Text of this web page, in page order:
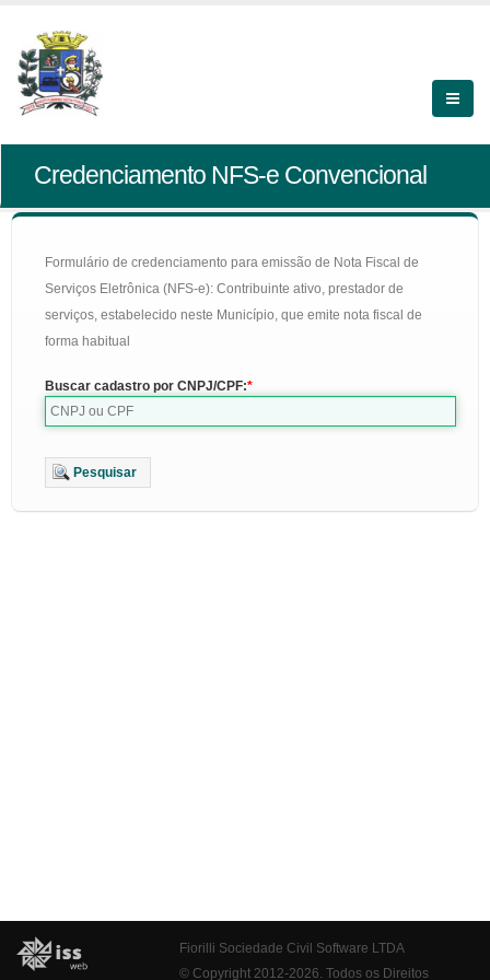
Credenciamento NFS-e Convencional
Formulário de credenciamento para emissão de Nota Fiscal de
Serviços Eletrônica (NFS-e): Contribuinte ativo, prestador de
serviços, estabelecido neste Município, que emite nota fiscal de
forma habitual
Buscar cadastro por CNPJ/CPF:
Pesquisar
Fiorilli Sociedade Civil Software LTDA
© Copyright 2012-2026. Todos os Direitos